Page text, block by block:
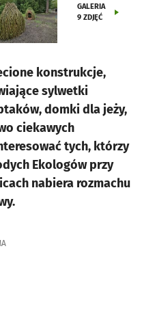
GALERIA
9 ZDJĘĆ
konstrukcje,
sylwetki
domki dla jeży,
ciekawych
tych, którzy
Ekologów przy
nabiera rozmachu